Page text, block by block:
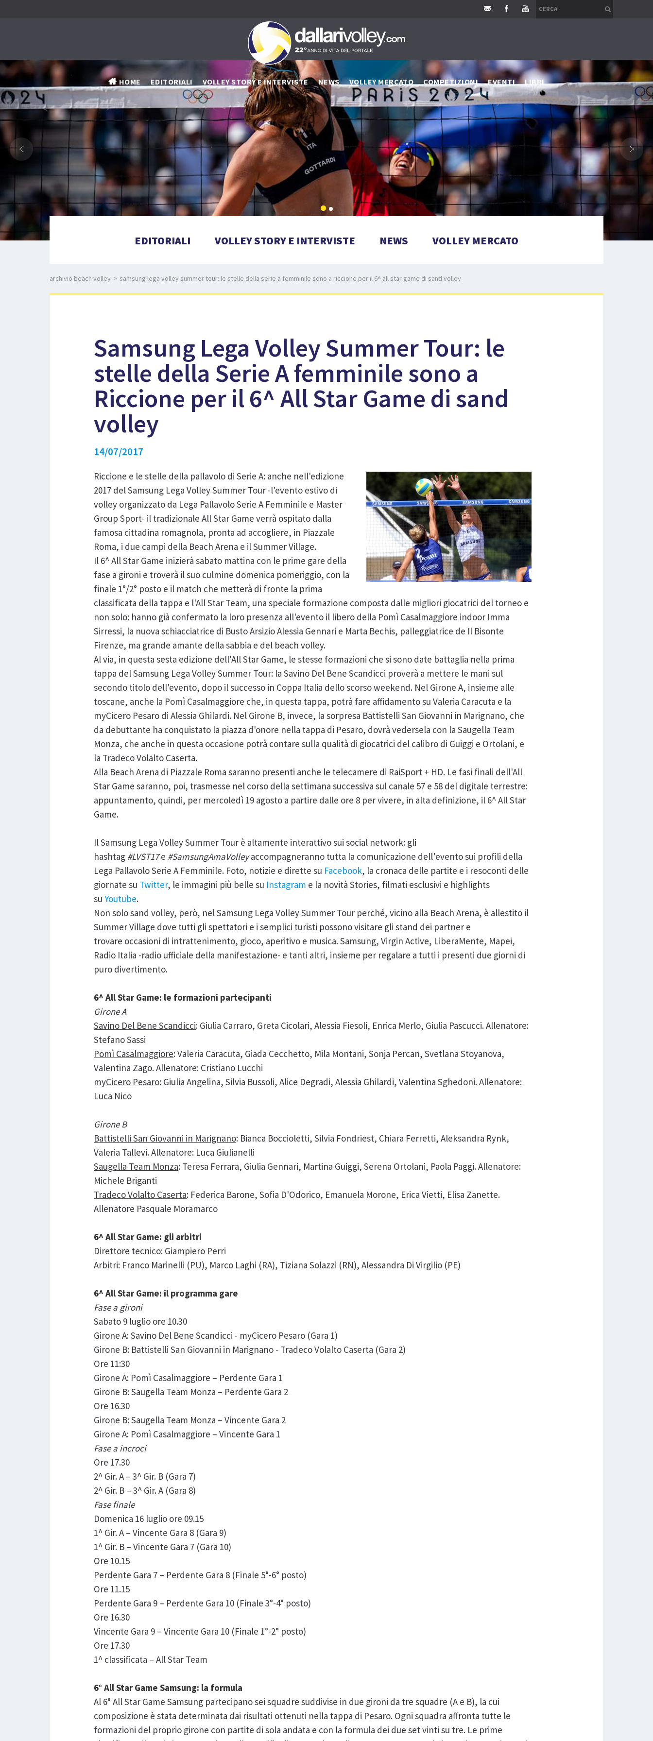
HOME EDITORIALI VOLLEY STORY E INTERVISTE NEWS VOLLEY MERCATO COMPETIZIONI EVENTI LIBRI
‹ ›
EDITORIALI VOLLEY STORY E INTERVISTE NEWS VOLLEY MERCATO
archivio beach volley > samsung lega volley summer tour: le stelle della serie a femminile sono a riccione per il 6^ all star game di sand volley
Samsung Lega Volley Summer Tour: le
stelle della Serie A femminile sono a
Riccione per il 6^ All Star Game di sand
volley
14/07/2017
Riccione e le stelle della pallavolo di Serie A: anche nell'edizione
2017 del Samsung Lega Volley Summer Tour -l'evento estivo di
volley organizzato da Lega Pallavolo Serie A Femminile e Master
Group Sport- il tradizionale All Star Game verrà ospitato dalla
famosa cittadina romagnola, pronta ad accogliere, in Piazzale
Roma, i due campi della Beach Arena e il Summer Village.
Il 6^ All Star Game inizierà sabato mattina con le prime gare della
fase a gironi e troverà il suo culmine domenica pomeriggio, con la
finale 1°/2° posto e il match che metterà di fronte la prima
classificata della tappa e l'All Star Team, una speciale formazione composta dalle migliori giocatrici del torneo e
non solo: hanno già confermato la loro presenza all'evento il libero della Pomì Casalmaggiore indoor Imma
Sirressi, la nuova schiacciatrice di Busto Arsizio Alessia Gennari e Marta Bechis, palleggiatrice de Il Bisonte
Firenze, ma grande amante della sabbia e del beach volley.
Al via, in questa sesta edizione dell'All Star Game, le stesse formazioni che si sono date battaglia nella prima
tappa del Samsung Lega Volley Summer Tour: la Savino Del Bene Scandicci proverà a mettere le mani sul
secondo titolo dell'evento, dopo il successo in Coppa Italia dello scorso weekend. Nel Girone A, insieme alle
toscane, anche la Pomì Casalmaggiore che, in questa tappa, potrà fare affidamento su Valeria Caracuta e la
myCicero Pesaro di Alessia Ghilardi. Nel Girone B, invece, la sorpresa Battistelli San Giovanni in Marignano, che
da debuttante ha conquistato la piazza d'onore nella tappa di Pesaro, dovrà vedersela con la Saugella Team
Monza, che anche in questa occasione potrà contare sulla qualità di giocatrici del calibro di Guiggi e Ortolani, e
la Tradeco Volalto Caserta.
Alla Beach Arena di Piazzale Roma saranno presenti anche le telecamere di RaiSport + HD. Le fasi finali dell'All
Star Game saranno, poi, trasmesse nel corso della settimana successiva sul canale 57 e 58 del digitale terrestre:
appuntamento, quindi, per mercoledì 19 agosto a partire dalle ore 8 per vivere, in alta definizione, il 6^ All Star
Game.
Il Samsung Lega Volley Summer Tour è altamente interattivo sui social network: gli
hashtag #LVST17e #SamsungAmaVolleyaccompagneranno tutta la comunicazione dell’evento sui profili della
Lega Pallavolo Serie A Femminile. Foto, notizie e dirette su Facebook, la cronaca delle partite e i resoconti delle
giornate su Twitter, le immagini più belle su Instagram e la novità Stories, filmati esclusivi e highlights
suYoutube.
Non solo sand volley, però, nel Samsung Lega Volley Summer Tour perché, vicino alla Beach Arena, è allestito il
Summer Village dove tutti gli spettatori e i semplici turisti possono visitare gli stand dei partner e
trovare occasioni di intrattenimento, gioco, aperitivo e musica. Samsung, Virgin Active, LiberaMente, Mapei,
Radio Italia -radio ufficiale della manifestazione- e tanti altri, insieme per regalare a tutti i presenti due giorni di
puro divertimento.
6^ All Star Game: le formazioni partecipanti
Girone A
Savino Del Bene Scandicci: Giulia Carraro, Greta Cicolari, Alessia Fiesoli, Enrica Merlo, Giulia Pascucci. Allenatore:
Stefano Sassi
Pomì Casalmaggiore: Valeria Caracuta, Giada Cecchetto, Mila Montani, Sonja Percan, Svetlana Stoyanova,
Valentina Zago. Allenatore: Cristiano Lucchi
myCicero Pesaro: Giulia Angelina, Silvia Bussoli, Alice Degradi, Alessia Ghilardi, Valentina Sghedoni. Allenatore:
Luca Nico
Girone B
Battistelli San Giovanni in Marignano: Bianca Boccioletti, Silvia Fondriest, Chiara Ferretti, Aleksandra Rynk,
Valeria Tallevi. Allenatore: Luca Giulianelli
Saugella Team Monza: Teresa Ferrara, Giulia Gennari, Martina Guiggi, Serena Ortolani, Paola Paggi. Allenatore:
Michele Briganti
Tradeco Volalto Caserta: Federica Barone, Sofia D'Odorico, Emanuela Morone, Erica Vietti, Elisa Zanette.
Allenatore Pasquale Moramarco
6^ All Star Game: gli arbitri
Direttore tecnico: Giampiero Perri
Arbitri: Franco Marinelli (PU), Marco Laghi (RA), Tiziana Solazzi (RN), Alessandra Di Virgilio (PE)
6^ All Star Game: il programma gare
Fase a gironi
Sabato 9 luglio ore 10.30
Girone A: Savino Del Bene Scandicci - myCicero Pesaro (Gara 1)
Girone B: Battistelli San Giovanni in Marignano - Tradeco Volalto Caserta (Gara 2)
Ore 11:30
Girone A: Pomì Casalmaggiore – Perdente Gara 1
Girone B: Saugella Team Monza – Perdente Gara 2
Ore 16.30
Girone B: Saugella Team Monza – Vincente Gara 2
Girone A: Pomì Casalmaggiore – Vincente Gara 1
Fase a incroci
Ore 17.30
2^ Gir. A – 3^ Gir. B (Gara 7)
2^ Gir. B – 3^ Gir. A (Gara 8)
Fase finale
Domenica 16 luglio ore 09.15
1^ Gir. A – Vincente Gara 8 (Gara 9)
1^ Gir. B – Vincente Gara 7 (Gara 10)
Ore 10.15
Perdente Gara 7 – Perdente Gara 8 (Finale 5°-6° posto)
Ore 11.15
Perdente Gara 9 – Perdente Gara 10 (Finale 3°-4° posto)
Ore 16.30
Vincente Gara 9 – Vincente Gara 10 (Finale 1°-2° posto)
Ore 17.30
1^ classificata – All Star Team
6° All Star Game Samsung: la formula
Al 6° All Star Game Samsung partecipano sei squadre suddivise in due gironi da tre squadre (A e B), la cui
composizione è stata determinata dai risultati ottenuti nella tappa di Pesaro. Ogni squadra affronta tutte le
formazioni del proprio girone con partite di sola andata e con la formula dei due set vinti su tre. Le prime